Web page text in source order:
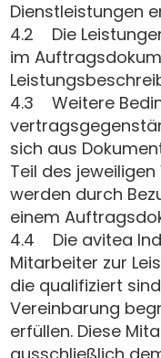
Dienstleistungen
4.2 Die
im
4.3 Weitere
sich aus
Teil des
werden durch
einem
4.4 Die avitea
Mitarbeiter zur
die qualifiziert
Vereinbarung
erfüllen. Diese